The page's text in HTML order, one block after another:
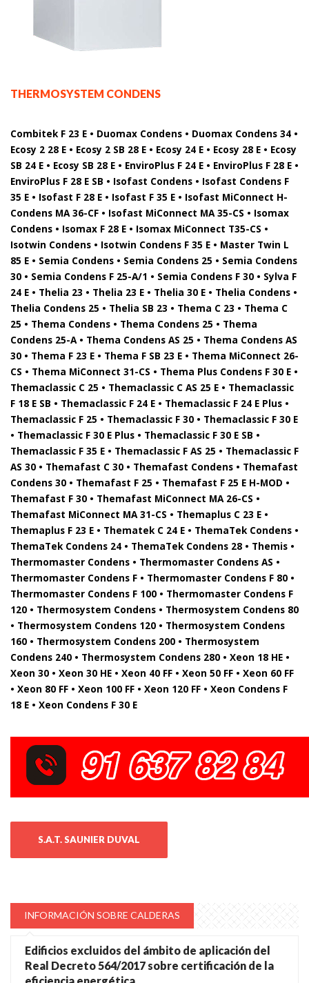
THERMOSYSTEM CONDENS
Combitek F 23 E • Duomax Condens • Duomax Condens 34 •
Ecosy 2 28 E • Ecosy 2 SB 28 E • Ecosy 24 E • Ecosy 28 E • Ecosy
SB 24 E • Ecosy SB 28 E • EnviroPlus F 24 E • EnviroPlus F 28 E •
EnviroPlus F 28 E SB • Isofast Condens • Isofast Condens F
35 E • Isofast F 28 E • Isofast F 35 E • Isofast MiConnect H-
Condens MA 36-CF • Isofast MiConnect MA 35-CS • Isomax
Condens • Isomax F 28 E • Isomax MiConnect T35-CS •
Isotwin Condens • Isotwin Condens F 35 E • Master Twin L
85 E • Semia Condens • Semia Condens 25 • Semia Condens
30 • Semia Condens F 25-A/1 • Semia Condens F 30 • Sylva F
24 E • Thelia 23 • Thelia 23 E • Thelia 30 E • Thelia Condens •
Thelia Condens 25 • Thelia SB 23 • Thema C 23 • Thema C
25 • Thema Condens • Thema Condens 25 • Thema
Condens 25-A • Thema Condens AS 25 • Thema Condens AS
30 • Thema F 23 E • Thema F SB 23 E • Thema MiConnect 26-
CS • Thema MiConnect 31-CS • Thema Plus Condens F 30 E •
Themaclassic C 25 • Themaclassic C AS 25 E • Themaclassic
F 18 E SB • Themaclassic F 24 E • Themaclassic F 24 E Plus •
Themaclassic F 25 • Themaclassic F 30 • Themaclassic F 30 E
• Themaclassic F 30 E Plus • Themaclassic F 30 E SB •
Themaclassic F 35 E • Themaclassic F AS 25 • Themaclassic F
AS 30 • Themafast C 30 • Themafast Condens • Themafast
Condens 30 • Themafast F 25 • Themafast F 25 E H-MOD •
Themafast F 30 • Themafast MiConnect MA 26-CS •
Themafast MiConnect MA 31-CS • Themaplus C 23 E •
Themaplus F 23 E • Thematek C 24 E • ThemaTek Condens •
ThemaTek Condens 24 • ThemaTek Condens 28 • Themis •
Thermomaster Condens • Thermomaster Condens AS •
Thermomaster Condens F • Thermomaster Condens F 80 •
Thermomaster Condens F 100 • Thermomaster Condens F
120 • Thermosystem Condens • Thermosystem Condens 80
• Thermosystem Condens 120 • Thermosystem Condens
160 • Thermosystem Condens 200 • Thermosystem
Condens 240 • Thermosystem Condens 280 • Xeon 18 HE •
Xeon 30 • Xeon 30 HE • Xeon 40 FF • Xeon 50 FF • Xeon 60 FF
• Xeon 80 FF • Xeon 100 FF • Xeon 120 FF • Xeon Condens F
18 E • Xeon Condens F 30 E
S.A.T. SAUNIER DUVAL
INFORMACIÓN SOBRE CALDERAS
Edificios excluidos del ámbito de aplicación del
Real Decreto 564/2017 sobre certificación de la